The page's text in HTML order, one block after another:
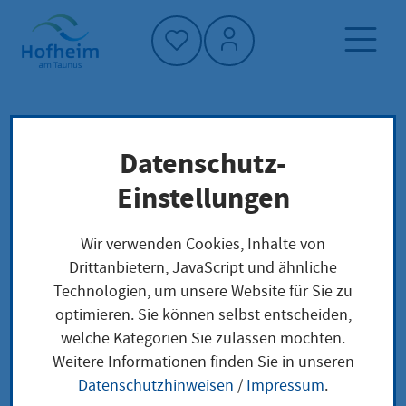
Startseite"
Dienstleistung-Finder
Lokale Anliegen
Förderprogramm „Ehrenamt digitalisiert!“
Förderprogramm
„Ehrenamt
digitalisiert!“
Datenschutz-
Einstellungen
Wir verwenden Cookies, Inhalte von
Drittanbietern, JavaScript und ähnliche
Technologien, um unsere Website für Sie zu
optimieren. Sie können selbst entscheiden,
welche Kategorien Sie zulassen möchten.
Weitere Informationen finden Sie in unseren
Datenschutzhinweisen / Impressum.